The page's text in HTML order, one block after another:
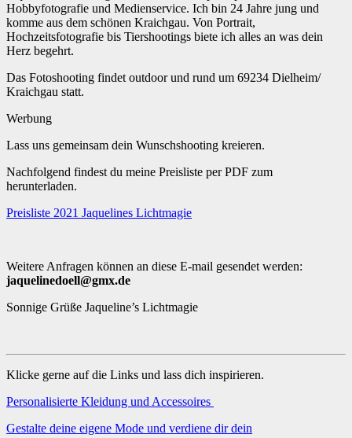
Hobbyfotografie und Medienservice. Ich bin 24 Jahre jung und
komme aus dem schönen Kraichgau. Von Portrait,
Hochzeitsfotografie bis Tiershootings biete ich alles an was dein
Herz begehrt.
Das Fotoshooting findet outdoor und rund um 69234 Dielheim/
Kraichgau statt.
Werbung
Lass uns gemeinsam dein Wunschshooting kreieren.
Nachfolgend findest du meine Preisliste per PDF zum
herunterladen.
Preisliste 2021 Jaquelines Lichtmagie
Weitere Anfragen können an diese E-mail gesendet werden:
jaquelinedoell@gmx.de
Sonnige Grüße Jaqueline’s Lichtmagie
Klicke gerne auf die Links und lass dich inspirieren.
Personalisierte Kleidung und Accessoires
Gestalte deine eigene Mode und verdiene dir dein